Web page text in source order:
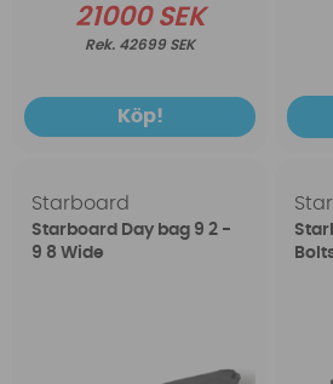
21000 SEK
42699 SEK
Köp!
Starboard
Starboard Day bag 9 2 -
9 8 Wide